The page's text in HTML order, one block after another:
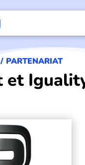
PARTENARIAT
et